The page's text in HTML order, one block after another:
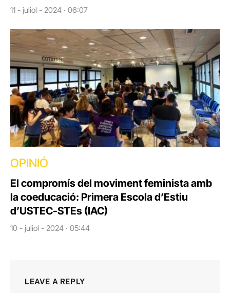
11 - juliol - 2024 · 06:07
OPINIÓ
El compromís del moviment feminista amb
la coeducació: Primera Escola d’Estiu
d’USTEC-STEs (IAC)
10 - juliol - 2024 · 05:44
LEAVE A REPLY